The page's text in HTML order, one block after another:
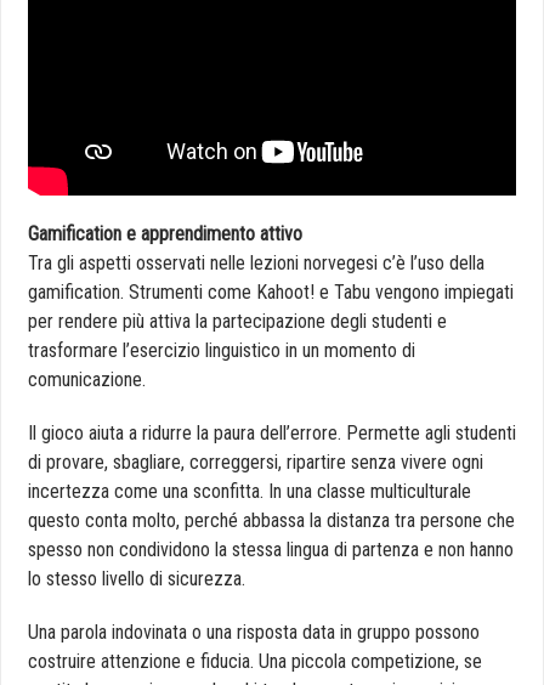
Gamification e apprendimento attivo
Tra gli aspetti osservati nelle lezioni norvegesi c’è l’uso della
gamification. Strumenti come Kahoot! e Tabu vengono impiegati
per rendere più attiva la partecipazione degli studenti e
trasformare l’esercizio linguistico in un momento di
comunicazione.
Il gioco aiuta a ridurre la paura dell’errore. Permette agli studenti
di provare, sbagliare, correggersi, ripartire senza vivere ogni
incertezza come una sconfitta. In una classe multiculturale
questo conta molto, perché abbassa la distanza tra persone che
spesso non condividono la stessa lingua di partenza e non hanno
lo stesso livello di sicurezza.
Una parola indovinata o una risposta data in gruppo possono
costruire attenzione e fiducia. Una piccola competizione, se